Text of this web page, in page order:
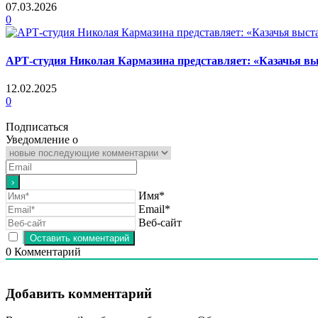
07.03.2026
0
АРТ-студия Николая Кармазина представляет: «Казачья
12.02.2025
0
Подписаться
Уведомление о
Имя*
Email*
Веб-сайт
0 Комментарий
Добавить комментарий